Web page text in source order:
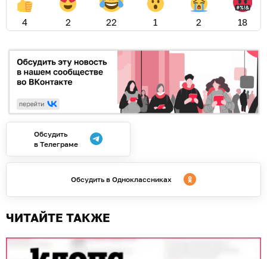
4 2 22 1 2 18
Обсудить
в Телеграме
Обсудить в Одноклассниках
ЧИТАЙТЕ ТАКЖЕ